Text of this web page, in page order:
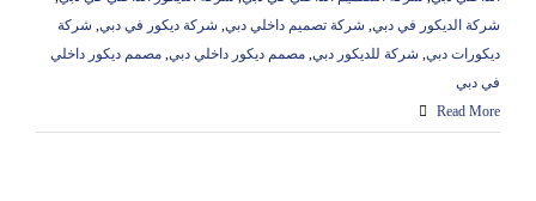
شركة الديكور في دبي, شركة تصميم داخلي دبي, شركة ديكور في دبي, شركة
ديكورات دبي, شركة للديكور دبي, مصمم ديكور داخلي دبي, مصمم ديكور داخلي
في دبي
Read More